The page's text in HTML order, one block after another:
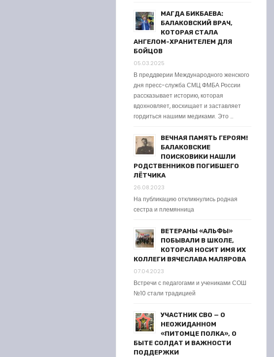
МАГДА БИКБАЕВА:
БАЛАКОВСКИЙ ВРАЧ,
КОТОРАЯ СТАЛА
АНГЕЛОМ-ХРАНИТЕЛЕМ ДЛЯ
БОЙЦОВ
05.03.2025
В преддверии Международного женского
дня пресс-служба СМЦ ФМБА России
рассказывает историю, которая
вдохновляет, восхищает и заставляет
гордиться нашими медиками. Это …
ВЕЧНАЯ ПАМЯТЬ ГЕРОЯМ!
БАЛАКОВСКИЕ
ПОИСКОВИКИ НАШЛИ
РОДСТВЕННИКОВ ПОГИБШЕГО
ЛЁТЧИКА
26.08.2023
На публикацию откликнулись родная
сестра и племянница
ВЕТЕРАНЫ «АЛЬФЫ»
ПОБЫВАЛИ В ШКОЛЕ,
КОТОРАЯ НОСИТ ИМЯ ИХ
КОЛЛЕГИ ВЯЧЕСЛАВА МАЛЯРОВА
07.04.2023
Встречи с педагогами и учениками СОШ
№10 стали традицией
УЧАСТНИК СВО — О
НЕОЖИДАННОМ
«ПИТОМЦЕ ПОЛКА», О
БЫТЕ СОЛДАТ И ВАЖНОСТИ
ПОДДЕРЖКИ